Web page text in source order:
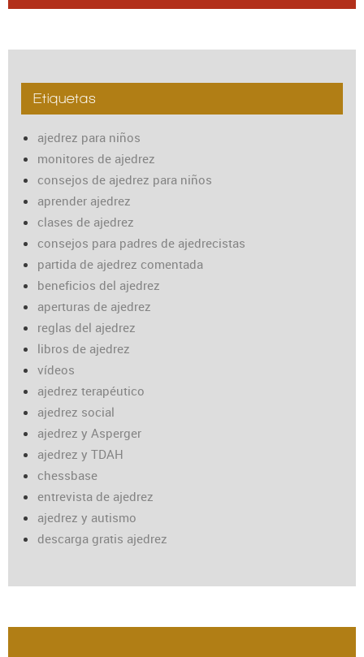
Etiquetas
ajedrez para niños
monitores de ajedrez
consejos de ajedrez para niños
aprender ajedrez
clases de ajedrez
consejos para padres de ajedrecistas
partida de ajedrez comentada
beneficios del ajedrez
aperturas de ajedrez
reglas del ajedrez
libros de ajedrez
vídeos
ajedrez terapéutico
ajedrez social
ajedrez y Asperger
ajedrez y TDAH
chessbase
entrevista de ajedrez
ajedrez y autismo
descarga gratis ajedrez